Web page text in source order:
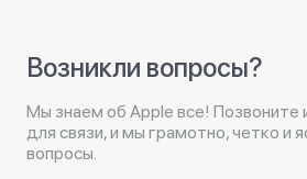
Возникли вопросы?
Мы знаем об Apple все! Позвоните
для связи, и мы грамотно, четко и
вопросы.